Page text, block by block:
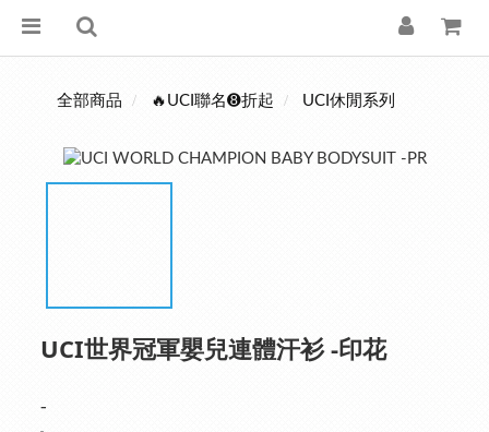
全部商品 🔥UCI聯名➑折起 UCI休閒系列
UCI世界冠軍嬰兒連體汗衫 -印花
-